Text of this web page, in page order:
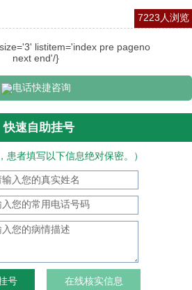
7223人浏览
listitem='index pre pageno
next end'/}
电话快捷咨询
快速自助挂号
患者填写以下信息绝对保密。）
在线核实信息